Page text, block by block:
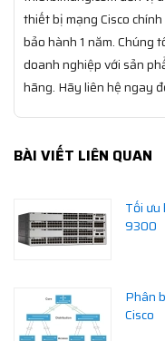
thiết bị mạng Cisco
bảo hành 1 năm. Chúng
doanh nghiệp với sản
hãng. Hãy liên hệ ngay
BÀI VIẾT LIÊN QUAN
Tối ưu
9300
Phân
Cisco